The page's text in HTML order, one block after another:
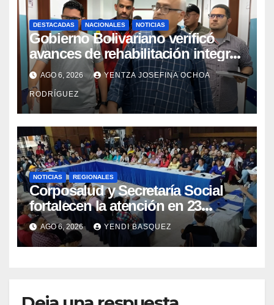
DESTACADAS NACIONALES NOTICIAS
Gobierno Bolivariano verificó
avances de rehabilitación integral
en el Hospital Dr. José María
Vargas
AGO 6, 2026 YENTZA JOSEFINA OCHOA
RODRÍGUEZ
NOTICIAS REGIONALES
Corposalud y Secretaría Social
fortalecen la atención en 23
municipios
AGO 6, 2026 YENDI BASQUEZ